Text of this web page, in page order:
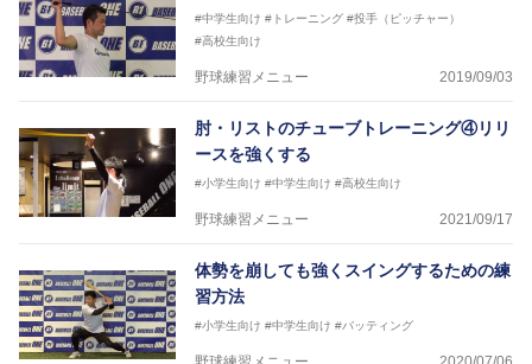
#中学生向け #トレーニング #投手（ピッチャー）
#高校生向け
野球練習メニュー 2019/09/03
肘・リストのチューブトレーニング④リリ
ースを強くする
#小学生向け #中学生向け #高校生向け
野球練習メニュー 2021/09/17
体勢を崩しても強くスイングするための練
習方法
#小学生向け #中学生向け #バッティング